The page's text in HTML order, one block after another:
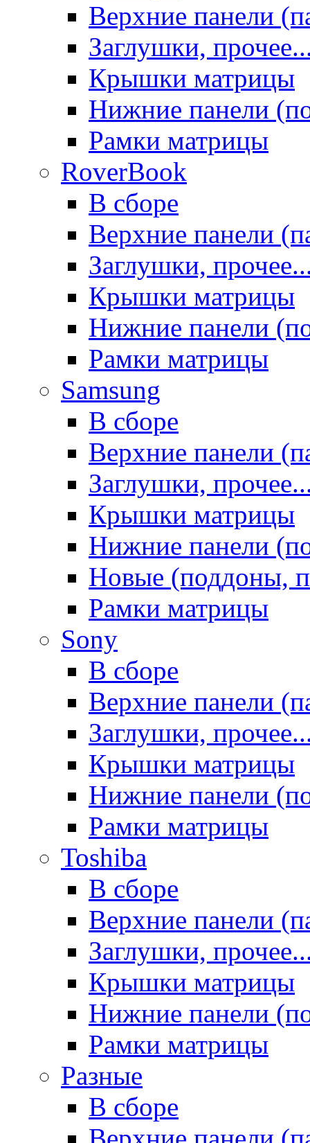
Верхние панели
Заглушки,
Крышки матрицы
Нижние панели
Рамки матрицы
RoverBook
В сборе
Верхние панели
Заглушки,
Крышки матрицы
Нижние панели
Рамки матрицы
Samsung
В сборе
Верхние панели
Заглушки,
Крышки матрицы
Нижние панели
Новые (поддоны,
Рамки матрицы
Sony
В сборе
Верхние панели
Заглушки,
Крышки матрицы
Нижние панели
Рамки матрицы
Toshiba
В сборе
Верхние панели
Заглушки,
Крышки матрицы
Нижние панели
Рамки матрицы
Разные
В сборе